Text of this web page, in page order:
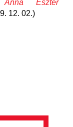
Anna Eszter
12. 02.)